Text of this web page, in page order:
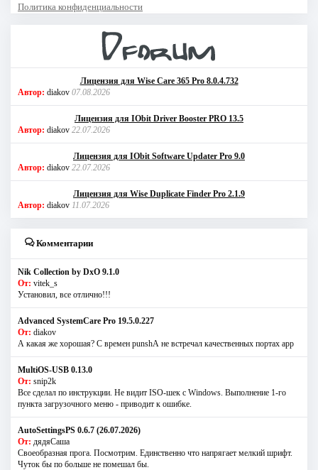
Политика конфиденциальности
Лицензия для Wise Care 365 Pro 8.0.4.732
Автор: diakov 07.08.2026
Лицензия для IObit Driver Booster PRO 13.5
Автор: diakov 22.07.2026
Лицензия для IObit Software Updater Pro 9.0
Автор: diakov 22.07.2026
Лицензия для Wise Duplicate Finder Pro 2.1.9
Автор: diakov 11.07.2026
Комментарии
Nik Collection by DxO 9.1.0
От: vitek_s
Установил, все отлично!!!
Advanced SystemCare Pro 19.5.0.227
От: diakov
А какая же хорошая? С времен punshА не встречал качественных портах app
MultiOS-USB 0.13.0
От: snip2k
Все сделал по инструкции. Не видит ISO-шек с Windows. Выполнение 1-го
пункта загрузочного меню - приводит к ошибке.
AutoSettingsPS 0.6.7 (26.07.2026)
От: дядяСаша
Своеобразная прога. Посмотрим. Единственно что напрягает мелкий шрифт.
Чуток бы по больше не помешал бы.